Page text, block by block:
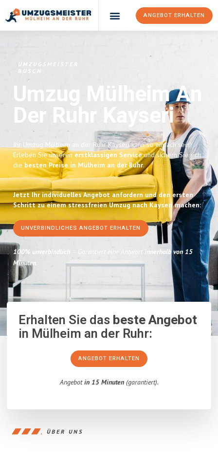
ANGEBOT ERHALTEN
UMZUGSMEISTER
BUSCH
Umzug Mülheim An
Der Ruhr Kayseri
Ihr Umzug Mülheim an der Ruhr Kayseri kann so einfach sein!
Erleben Sie unserenerstklassigen Serviceund sichern Sie sich
die besten Preise in Mülheim an der Ruhr.
Jetzt Ihr individuelles Angebot anfordern und den ersten
Schritt zu einem stressfreien Umzug nach Kayseri machen:
UNVERBINDLICHES ANGEBOT ERHALTEN
100% unverbindlich – Garantiert eine Antwort innerhalb von 15
Minuten.
Erhalten Sie dasbeste Angebot
in Mülheim an der Ruhr:
ANGEBOT ERHALTEN
Angebotin 15 Minuten(garantiert).
ÜBER UNS